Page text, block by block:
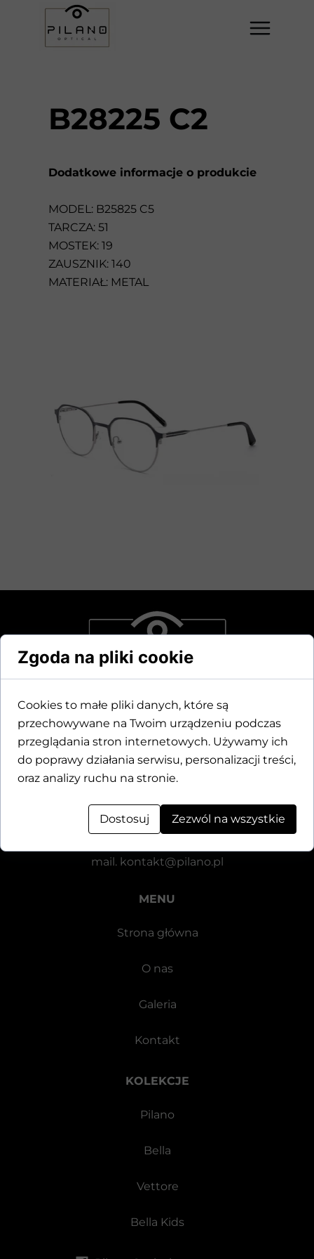
Dodatkowe informacje o produkcie
MODEL: B25825 C5
TARCZA: 51
MOSTEK: 19
ZAUSZNIK: 140
MATERIAŁ: METAL
B28225 C2
KOLEKCJE
Pilano
Bella
Vettore
Bella Kids
MENU
Strona główna
O nas
Galeria
Kontakt
Dane kontaktowe
Motylewska 24
tel.+48 571 521 126
mail. kontakt@pilano.pl
Zgoda na pliki cookie
Cookies to małe pliki danych, które są
przechowywane na Twoim urządzeniu podczas
przeglądania stron internetowych. Używamy ich
do poprawy działania serwisu, personalizacji treści,
oraz analizy ruchu na stronie.
Dostosuj Zezwól na wszystkie